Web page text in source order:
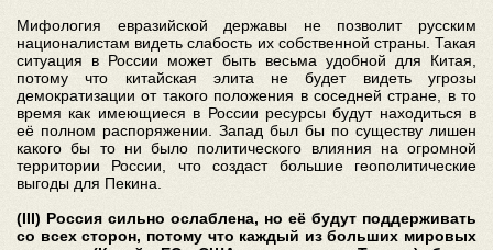
Мифология евразийской державы не позволит русским
националистам видеть слабость их собственной страны. Такая
ситуация в России может быть весьма удобной для Китая,
потому что китайская элита не будет видеть угрозы
демократизации от такого положения в соседней стране, в то
время как имеющиеся в России ресурсы будут находиться в
её полном распоряжении. Запад был бы по существу лишен
какого бы то ни было политического влияния на огромной
территории России, что создаст большие геополитические
выгоды для Пекина.
(III) Россия сильно ослаблена, но её будут поддерживать
со всех сторон, потому что каждый из больших мировых